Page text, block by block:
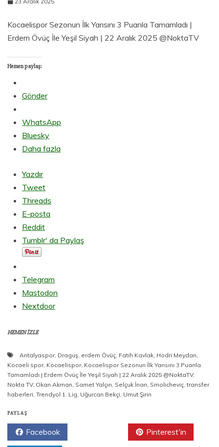
Kocaelispor Sezonun İlk Yarısını 3 Puanla Tamamladı |
Erdem Övüç İle Yeşil Siyah | 22 Aralık 2025 @NoktaTV
Hemen paylaş:
Gönder
WhatsApp
Bluesky
Daha fazla
Yazdır
Tweet
Threads
E-posta
Reddit
Tumblr' da Paylaş
Telegram
Mastodon
Nextdoor
HEMEN İZLE
Antalyaspor, Draguş, erdem Övüç, Fatih Kavlak, Hodri Meydan,
Kocaeli spor, Kocaelispor, Kocaelispor Sezonun İlk Yarısını 3 Puanla
Tamamladı | Erdem Övüç İle Yeşil Siyah | 22 Aralık 2025 @NoktaTV,
Nokta TV, Okan Akman, Samet Yalçın, Selçuk İnan, Smolicheviç,transfer
haberleri, Trendyol 1. Lig, Uğurcan Bekçi, Umut Şirin
PAYLAŞ
Facebook Pinterest'in